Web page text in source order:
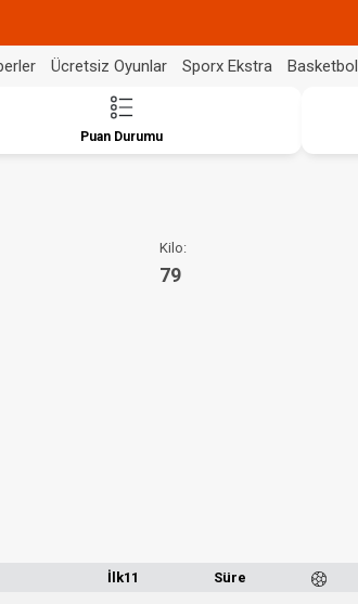
Ücretsiz Oyunlar Sporx Ekstra Basketbol
Puan Durumu
Kilo:
79
İlk11 Süre